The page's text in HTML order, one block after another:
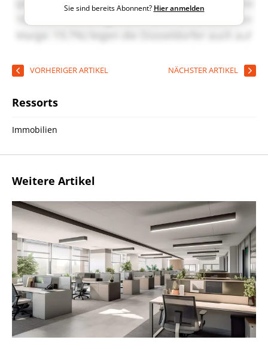
Sie sind bereits Abonnent? Hier anmelden
VORHERIGER ARTIKEL NÄCHSTER ARTIKEL
Ressorts
Immobilien
Weitere Artikel